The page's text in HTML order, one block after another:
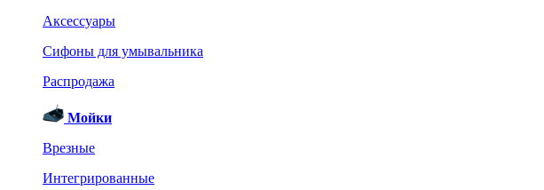
Аксессуары
Сифоны для умывальника
Распродажа
Мойки
Врезные
Интегрированные